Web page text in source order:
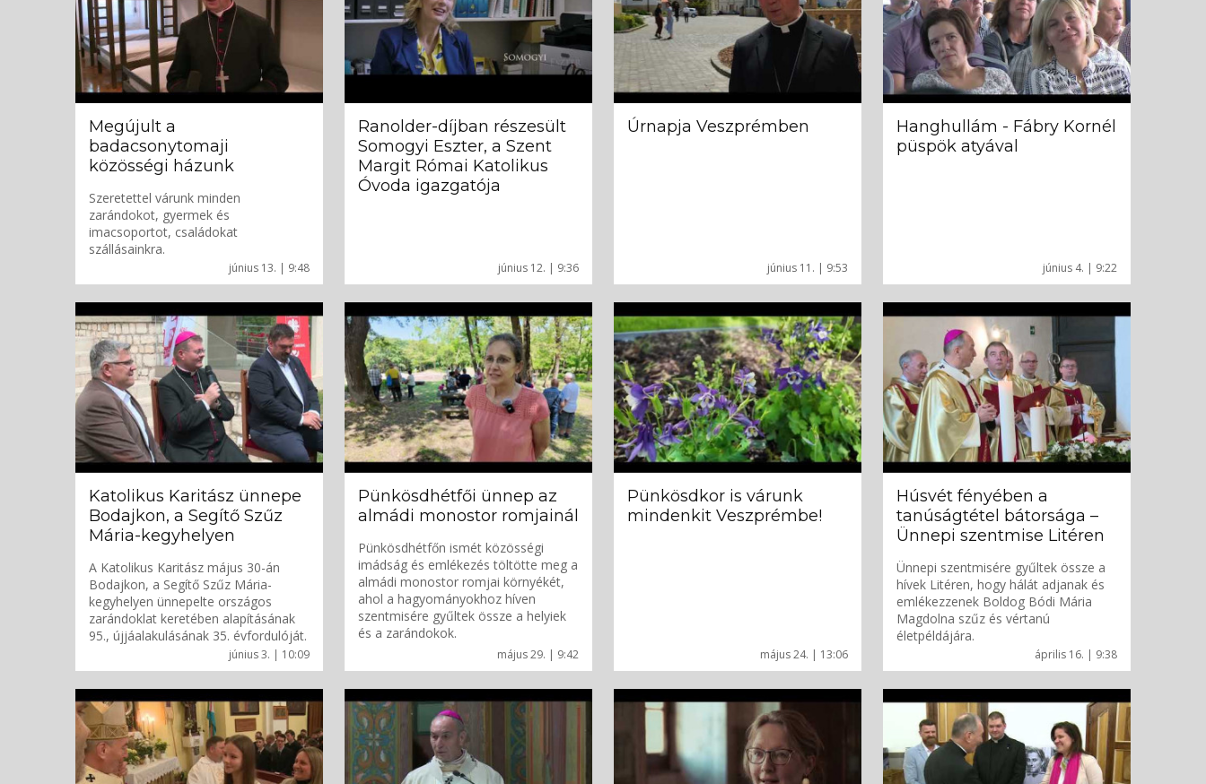
június 13. | 9:48
Megújult a
badacsonytomaji
közösségi házunk
Szeretettel várunk minden
zarándokot, gyermek és
imacsoportot, családokat
szállásainkra.
június 12. | 9:36
Ranolder-díjban részesült
Somogyi Eszter, a Szent
Margit Római Katolikus
Óvoda igazgatója
június 11. | 9:53
Úrnapja Veszprémben
június 4. | 9:22
Hanghullám - Fábry Kornél
püspök atyával
június 3. | 10:09
Katolikus Karitász ünnepe
Bodajkon, a Segítő Szűz
Mária-kegyhelyen
A Katolikus Karitász május 30-án
Bodajkon, a Segítő Szűz Mária-
kegyhelyen ünnepelte országos
zarándoklat keretében alapításának
95., újjáalakulásának 35. évfordulóját.
május 29. | 9:42
Pünkösdhétfői ünnep az
almádi monostor romjainál
Pünkösdhétfőn ismét közösségi
imádság és emlékezés töltötte meg a
almádi monostor romjai környékét,
ahol a hagyományokhoz híven
szentmisére gyűltek össze a helyiek
és a zarándokok.
május 24. | 13:06
Pünkösdkor is várunk
mindenkit Veszprémbe!
április 16. | 9:38
Húsvét fényében a
tanúságtétel bátorsága –
Ünnepi szentmise Litéren
Ünnepi szentmisére gyűltek össze a
hívek Litéren, hogy hálát adjanak és
emlékezzenek Boldog Bódi Mária
Magdolna szűz és vértanú
életpéldájára.